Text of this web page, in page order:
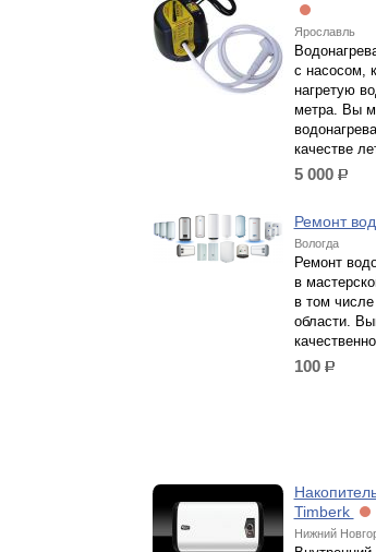
Ярославль
с насосом,
нагретую
метра. Вы
качестве
5 000 р.
Ремонт
Вологда
Ремонт
в
в том
области.
100 р.
Timberk
Нижний